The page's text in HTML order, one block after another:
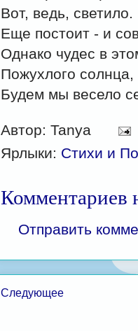
Вот, ведь,
Еще постоит - и
Однако чудес в
Пожухлого солнца,
Будем мы весело
Автор: Tanya
Ярлыки: Стихи и
Комментариев
Отправить
Следующее